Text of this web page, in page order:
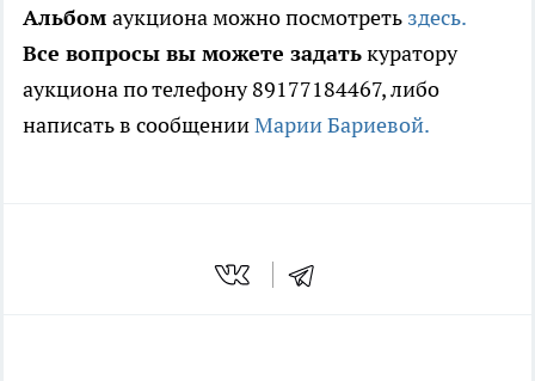
Альбом аукциона можно посмотреть здесь.
Все вопросы вы можете задатькуратору
аукциона по телефону 89177184467, либо
написать в сообщенииМарии Бариевой.